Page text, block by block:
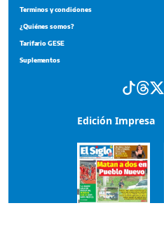
Terminos y condiciones
¿Quiénes somos?
Tarifario GESE
Suplementos
Edición Impresa